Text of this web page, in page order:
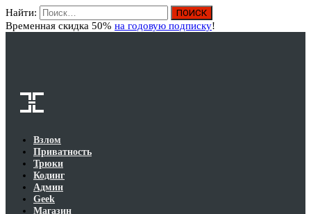
Найти:
Временная скидка 50% на годовую подписку!
Взлом
Приватность
Трюки
Кодинг
Админ
Geek
Магазин